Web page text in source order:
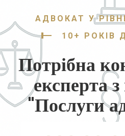
АДВОКАТ У
10+ РОКІВ
Потрібна
експерта
"Послуги